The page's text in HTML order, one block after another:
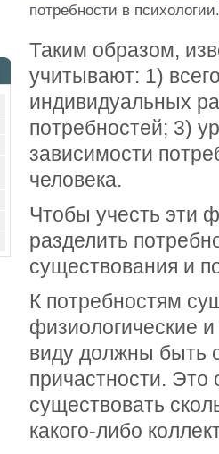
потребности в
Таким образом,
учитывают: 1)
индивидуальных
потребностей; 3)
зависимости
человека.
Чтобы учесть эти
разделить
существования и
К потребностям
физиологические
виду должны быть
причастности. Это
существовать
какого-либо